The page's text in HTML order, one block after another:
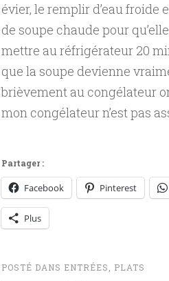
évier, le remplir d’eau
de soupe chaude pour
mettre au réfrigérateur 20
que la soupe devienne
brièvement au congélateur
mon congélateur n’est pas
Partager :
Facebook Pinterest
Plus
POSTÉ DANS ENTRÉES, PLATS